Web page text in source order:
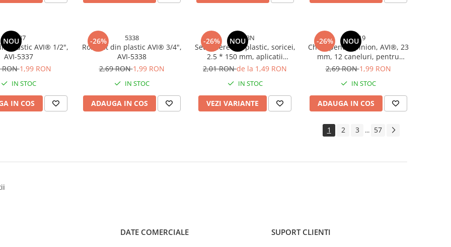
NOU5337
plastic AVI® 1/2",
AVI-5337
RON1,99 RON
IN STOC
IN COS
-26% 5338
Robinet din plastic AVI® 3/4",
AVI-5338
2,69 RON1,99 RON
IN STOC
ADAUGA IN COS
-26% NOU
4473N
Set coliere din plastic, soricei,
2.5 * 150 mm, aplicatii
multiple, 100 buc, Negre, AVI-
2,01 RONde la 1,49 RON
IN STOC
VEZI VARIANTE
-26% NOU1519
Cheie pentru pinion, AVI®, 23
mm, 12 caneluri, pentru
demontare și montaj
2,69 RON1,99 RON
IN STOC
ADAUGA IN COS
1 2 3 ... 57
DATE COMERCIALE SUPORT CLIENTI